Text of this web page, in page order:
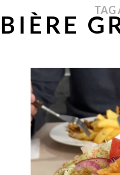
TAG
BIÈRE